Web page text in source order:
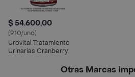
$ 54.600,00
(910/und)
Urovital Tratamiento
Urinarias Cranberry
Otras Marcas